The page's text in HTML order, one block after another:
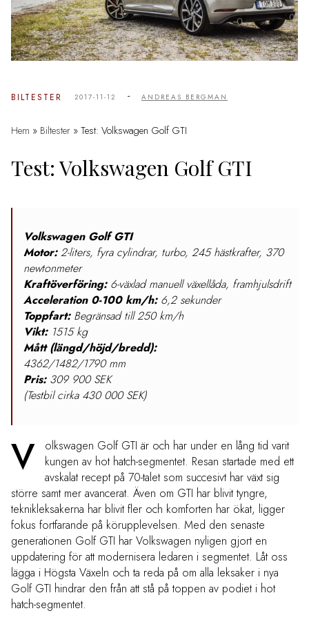
BILTESTER 2017-11-12 - ANDREAS BERGMAN
Hem » Biltester » Test: Volkswagen Golf GTI
Test: Volkswagen Golf GTI
Volkswagen Golf GTI
Motor:2-liters, fyra cylindrar, turbo, 245 hästkrafter, 370
newtonmeter
Kraftöverföring:6-växlad manuell växellåda, framhjulsdrift
Acceleration 0-100 km/h:6,2 sekunder
Toppfart:Begränsad till 250 km/h
Vikt: 1515 kg
Mått (längd/höjd/bredd):
4362/1482/1790 mm
Pris: 309 900 SEK
(Testbil cirka 430 000 SEK)
V
olkswagen Golf GTI är och har under en lång tid varit
kungen av hot hatch-segmentet. Resan startade med ett
avskalat recept på 70-talet som succesivt har växt sig
större samt mer avancerat. Även om GTI har blivit tyngre,
teknikleksakerna har blivit fler och komforten har ökat, ligger
fokus fortfarande på körupplevelsen. Med den senaste
generationen Golf GTI har Volkswagen nyligen gjort en
uppdatering för att modernisera ledaren i segmentet. Låt oss
lägga i Högsta Växeln och ta reda på om alla leksaker i nya
Golf GTI hindrar den från att stå på toppen av podiet i hot
hatch-segmentet.